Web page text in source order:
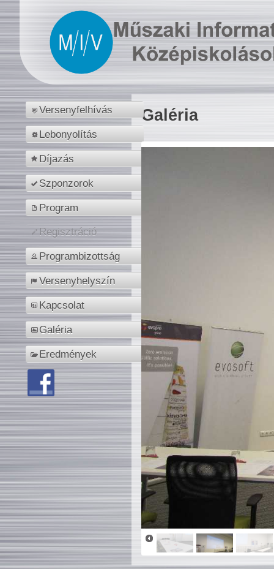
Versenyfelhívás
Lebonyolítás
Díjazás
Szponzorok
Program
Regisztráció
Programbizottság
Versenyhelyszín
Kapcsolat
Galéria
Eredmények
Galéria